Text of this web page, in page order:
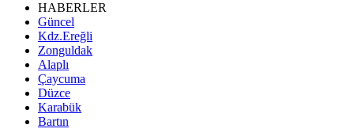
HABERLER
Güncel
Kdz.Ereğli
Zonguldak
Alaplı
Çaycuma
Düzce
Karabük
Bartın